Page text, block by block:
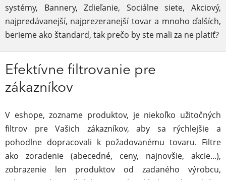
systémy, Bannery, Zdieľanie, Sociálne siete, Akciový,
najpredávanejší, najprezeranejší tovar a mnoho ďalších,
berieme ako štandard, tak prečo by ste mali za ne platiť?
Efektívne filtrovanie pre
zákazníkov
V eshope, zozname produktov, je niekoľko užitočných
filtrov pre Vašich zákazníkov, aby sa rýchlejšie a
pohodlne dopracovali k požadovanému tovaru. Filtre
ako zoradenie (abecedné, ceny, najnovšie, akcie...),
zobrazenie len produktov od zadaného výrobcu,